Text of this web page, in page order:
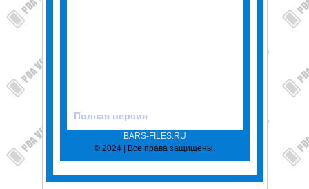
Полная версия
BARS-FILES.RU
© 2024 | Все права защищены.